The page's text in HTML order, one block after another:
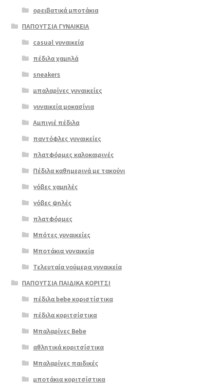
γή
ορειβατικά μποτάκια
ΠΑΠΟΥΤΣΙΑ ΓΥΝΑΙΚΕΙΑ
casual γυναικεία
πέδιλα χαμηλά
sneakers
μπαλαρίνες γυναικείες
γυναικεία μοκασίνια
Αμπιγιέ πέδιλα
παντόφλες γυναικείες
πλατφόρμες καλοκαιρινές
Πέδιλα καθημερινά με τακούνι
γόβες χαμηλές
γόβες ψηλές
πλατφόρμες
Μπότες γυναικείες
Μποτάκια γυναικεία
Τελευταία νούμερα γυναικεία
ΠΑΠΟΥΤΣΙΑ ΠΑΙΔΙΚΑ ΚΟΡΙΤΣΙ
πέδιλα bebe κοριστίστικα
πέδιλα κοριτσίστικα
Μπαλαρίνες Bebe
αθλητικά κοριτσίστικα
Μπαλαρίνες παιδικές
μποτάκια κοριτσίστικα